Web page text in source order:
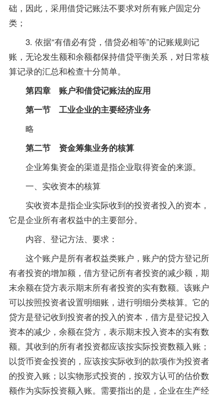
础，因此，采用借贷记账法不要求对所有账户固定分
类；
3. 依据“有借必有贷，借贷必相等”的记账规则记
账，无论发生额和余额都保持借贷平衡关系，对日常核
算记录的汇总和检查十分简单。
第四章 账户和借贷记账法的应用
第一节 工业企业的主要经济业务
略
第二节 资金筹集业务的核算
企业筹集资金的渠道是指企业取得资金的来源。
一、实收资本的核算
实收资本是指企业实际收到的投资者投入的资本，
它是企业所有者权益中的主要部分。
内容、登记方法、要求：
这个账户是所有者权益类账户，账户的贷方登记所
有者投资的增加额，借方登记所有者投资的减少额，期
末余额在贷方表示期末所有者投资的实有数额。该账户
可以按照投资者设置明细账，进行明细分类核算。它的
贷方是登记收到投资者的投入的资本，借方是登记投入
资本的减少，余额在贷方，表示期末投入资本的实有数
额。其收到的所有者投资都应该按实际投资数额入账；
以货币资金投资的，应该按实际收到的款项作为投资者
的投资入账；以实物形式投资的，按双方认可的估价数
额作为实际投资额入账。需要指出的是，企业在生产经